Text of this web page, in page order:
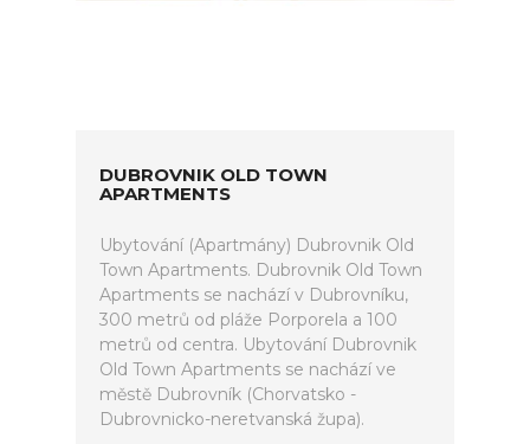
DUBROVNIK OLD TOWN
APARTMENTS
Ubytování (Apartmány) Dubrovnik Old
Town Apartments. Dubrovnik Old Town
Apartments se nachází v Dubrovníku,
300 metrů od pláže Porporela a 100
metrů od centra. Ubytování Dubrovnik
Old Town Apartments se nachází ve
městě Dubrovník (Chorvatsko -
Dubrovnicko-neretvanská župa).